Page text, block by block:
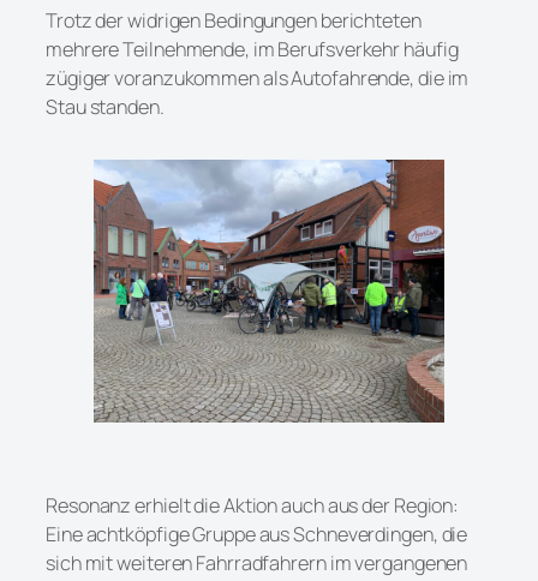
Trotz der widrigen Bedingungen berichteten
mehrere Teilnehmende, im Berufsverkehr häufig
zügiger voranzukommen als Autofahrende, die im
Stau standen.
Resonanz erhielt die Aktion auch aus der Region:
Eine achtköpfige Gruppe aus Schneverdingen, die
sich mit weiteren Fahrradfahrern im vergangenen